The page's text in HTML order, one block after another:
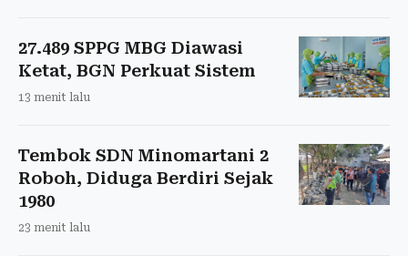
27.489 SPPG MBG Diawasi
Ketat, BGN Perkuat Sistem
13 menit lalu
Tembok SDN Minomartani 2
Roboh, Diduga Berdiri Sejak
1980
23 menit lalu